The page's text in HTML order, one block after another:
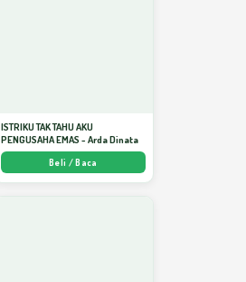
ISTRIKU TAK TAHU AKU
PENGUSAHA EMAS - Arda Dinata
Beli / Baca